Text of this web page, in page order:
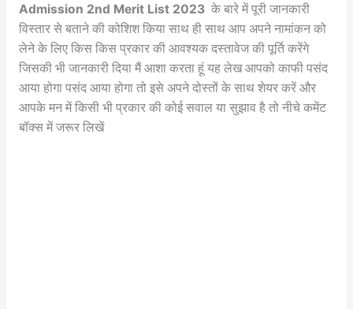
Admission 2nd Merit List 2023 के बारे में पूरी जानकारी
विस्तार से बताने की कोशिश किया साथ ही साथ आप अपने नामांकन को
लेने के लिए किस किस प्रकार की आवश्यक दस्तावेज की पूर्ति करेंगे
जिसकी भी जानकारी दिया मैं आशा करता हूं यह लेख आपको काफी पसंद
आया होगा पसंद आया होगा तो इसे अपने दोस्तों के साथ शेयर करें और
आपके मन में किसी भी प्रकार की कोई सवाल या सुझाव है तो नीचे कमेंट
बॉक्स में जरूर लिखें